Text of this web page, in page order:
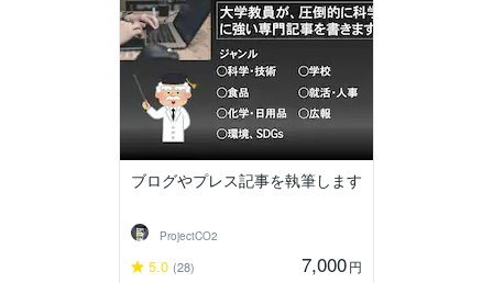
ブログやプレス記事を執筆します
ProjectCO2
5.0 (28) 7,000円